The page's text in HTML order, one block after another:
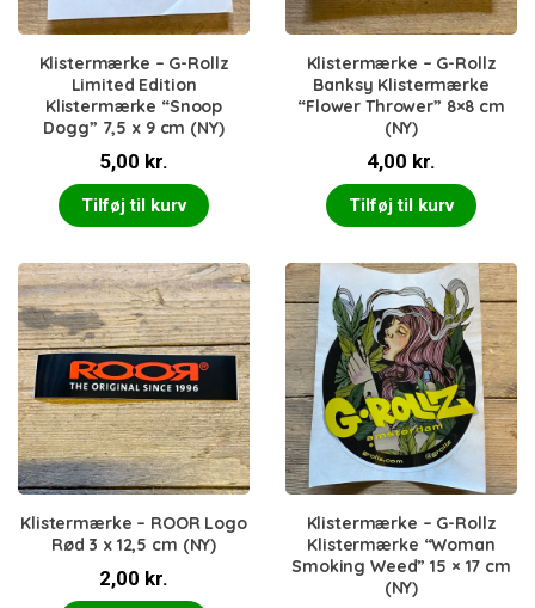
Klistermærke – G-Rollz
Limited Edition
Klistermærke “Snoop
Dogg” 7,5 x 9 cm (NY)
5,00 kr.
Tilføj til kurv
Klistermærke – G-Rollz
Banksy Klistermærke
“Flower Thrower” 8×8 cm
(NY)
4,00 kr.
Tilføj til kurv
Klistermærke – ROOR Logo
Rød 3 x 12,5 cm (NY)
2,00 kr.
Klistermærke – G-Rollz
Klistermærke “Woman
Smoking Weed” 15 × 17 cm
(NY)